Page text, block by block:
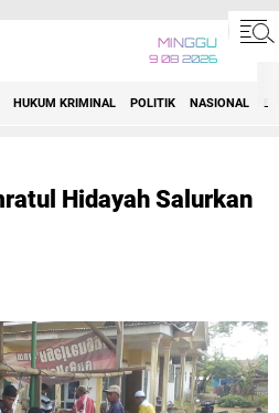
MINGGU
9 08 2026
HUKUM KRIMINAL POLITIK NASIONAL
Hidayah Salurkan